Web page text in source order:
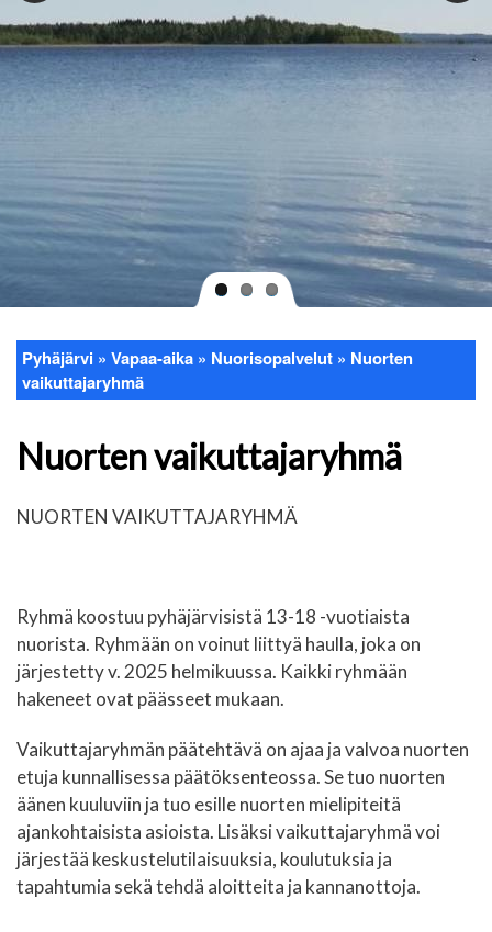
Murupolku
Pyhäjärvi Vapaa-aika Nuorisopalvelut
Nuorten
vaikuttajaryhmä
Nuorten vaikuttajaryhmä
NUORTEN VAIKUTTAJARYHMÄ
Ryhmä koostuu pyhäjärvisistä 13-18 -vuotiaista
nuorista. Ryhmään on voinut liittyä haulla, joka on
järjestetty v. 2025 helmikuussa. Kaikki ryhmään
hakeneet ovat päässeet mukaan.
Vaikuttajaryhmän päätehtävä on ajaa ja valvoa nuorten
etuja kunnallisessa päätöksenteossa. Se tuo nuorten
äänen kuuluviin ja tuo esille nuorten mielipiteitä
ajankohtaisista asioista. Lisäksi vaikuttajaryhmä voi
järjestää keskustelutilaisuuksia, koulutuksia ja
tapahtumia sekä tehdä aloitteita ja kannanottoja.